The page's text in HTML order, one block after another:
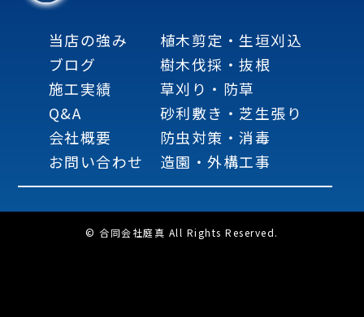
当店の強み
ブログ
施工実績
Q&A
会社概要
お問い合わせ
植木剪定・生垣刈込
樹木伐採・抜根
草刈り・防草
砂利敷き・芝生張り
防虫対策・消毒
造園・外構工事
© 合同会社庭真 All Rights Reserved.